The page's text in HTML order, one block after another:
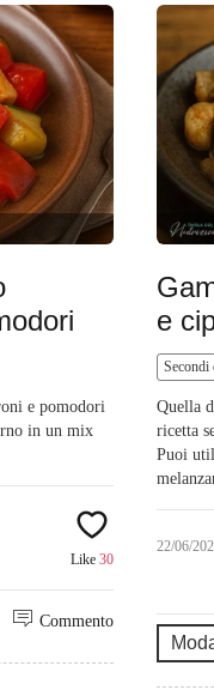
e pomodori
in un mix
Like 30
Commento
e
Secondi
Quella
ricetta
Puoi
22/06/